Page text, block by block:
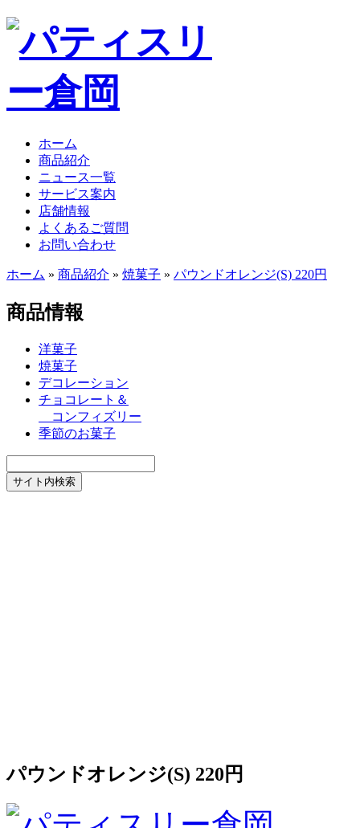
ホーム
商品紹介
ニュース一覧
サービス案内
店舗情報
よくあるご質問
お問い合わせ
ホーム » 商品紹介 » 焼菓子 » パウンドオレンジ(S) 220円
商品情報
洋菓子
焼菓子
デコレーション
チョコレート＆
コンフィズリー
季節のお菓子
パウンドオレンジ(S) 220円